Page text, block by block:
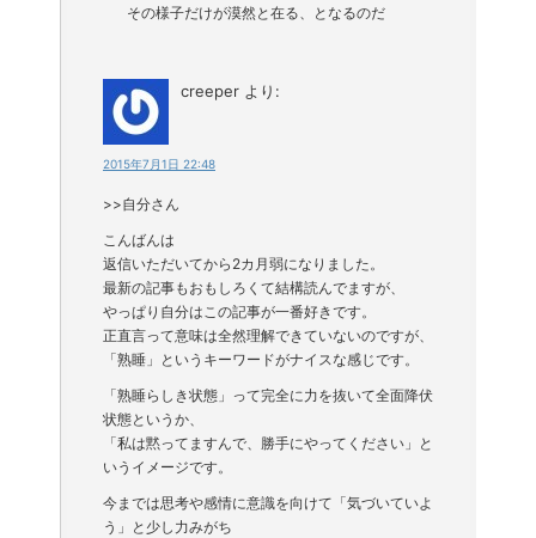
その様子だけが漠然と在る、となるのだ
creeper より:
2015年7月1日 22:48
>>自分さん
こんばんは
返信いただいてから2カ月弱になりました。
最新の記事もおもしろくて結構読んでますが、
やっぱり自分はこの記事が一番好きです。
正直言って意味は全然理解できていないのですが、
「熟睡」というキーワードがナイスな感じです。
「熟睡らしき状態」って完全に力を抜いて全面降伏
状態というか、
「私は黙ってますんで、勝手にやってください」と
いうイメージです。
今までは思考や感情に意識を向けて「気づいていよ
う」と少し力みがち